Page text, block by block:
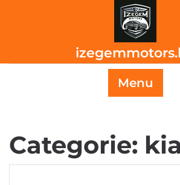
Menu
Categorie: kia